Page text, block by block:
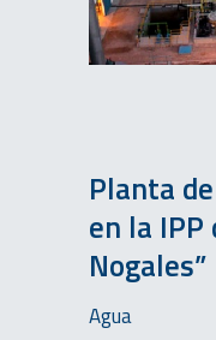
Planta
en la IPP
Nogales”
Agua